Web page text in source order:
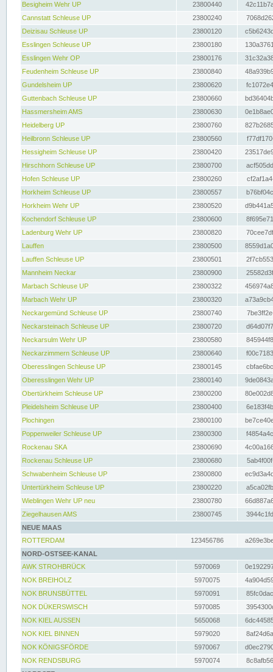
Besigheim Wehr UP
23800440
Cannstatt Schleuse UP
23800240
Deizisau Schleuse UP
23800120
Esslingen Schleuse UP
23800180
Esslingen Wehr OP
23800176
Feudenheim Schleuse UP
23800840
Gundelsheim UP
23800620
Guttenbach Schleuse UP
23800660
Hassmersheim AMS
23800630
Heidelberg UP
23800760
Heilbronn Schleuse UP
23800560
Hessigheim Schleuse UP
23800420
Hirschhorn Schleuse UP
23800700
Hofen Schleuse UP
23800260
Horkheim Schleuse UP
23800557
Horkheim Wehr UP
23800520
Kochendorf Schleuse UP
23800600
Ladenburg Wehr UP
23800820
Lauffen
23800500
Lauffen Schleuse UP
23800501
Mannheim Neckar
23800900
Marbach Schleuse UP
23800322
Marbach Wehr UP
23800320
Neckargemünd Schleuse UP
23800740
Neckarsteinach Schleuse UP
23800720
Neckarsulm Wehr UP
23800580
Neckarzimmern Schleuse UP
23800640
Oberesslingen Schleuse UP
23800145
Oberesslingen Wehr UP
23800140
Obertürkheim Schleuse UP
23800200
Pleidelsheim Schleuse UP
23800400
Plochingen
23800100
Poppenweiler Schleuse UP
23800300
Rockenau SKA
23800690
Rockenau Schleuse UP
23800680
Schwabenheim Schleuse UP
23800800
Untertürkheim Schleuse UP
23800220
Wieblingen Wehr UP neu
23800780
Ziegelhausen AMS
23800745
NEUE MAAS
ROTTERDAM
123456786
NORD-OSTSEE-KANAL
AWK STROHBRÜCK
5970069
NOK BREIHOLZ
5970075
NOK BRUNSBÜTTEL
5970091
NOK DÜKERSWISCH
5970085
NOK KIEL AUSSEN
5650068
NOK KIEL BINNEN
5979020
NOK KÖNIGSFÖRDE
5970067
NOK RENDSBURG
5970074